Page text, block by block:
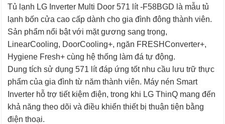
Tủ lạnh LG Inverter Multi Door 571 lít -F58BGD là mẫu tủ
lạnh bốn cửa cao cấp dành cho gia đình đông thành viên.
Sản phẩm nổi bật với mặt gương sang trọng,
LinearCooling, DoorCooling+, ngăn FRESHConverter+,
Hygiene Fresh+ cùng hệ thống làm đá tự động.
Dung tích sử dụng 571 lít đáp ứng tốt nhu cầu lưu trữ thực
phẩm của gia đình từ năm thành viên. Máy nén Smart
Inverter hỗ trợ tiết kiệm điện, trong khi LG ThinQ mang đến
khả năng theo dõi và điều khiển thiết bị thuận tiện bằng
điện thoại.